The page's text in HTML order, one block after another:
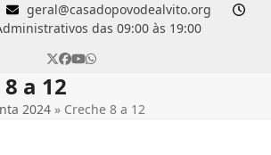
geral@casadopovodealvito.org
das 09:00 às 19:00
Twitter
Facebook
YouTube
Whatsapp
a 12
2024 » Creche 8 a 12